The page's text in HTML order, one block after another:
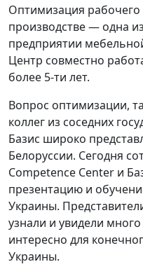
Оптимизация
производстве — одна
предприятии
Центр совместно
более 5-ти лет.
Вопрос оптимизации,
коллег из соседних
Базис широко
Белоруссии. Сегодня
Competence Center и
презентацию и
Украины.
узнали и увидели
интересно для
Украины.